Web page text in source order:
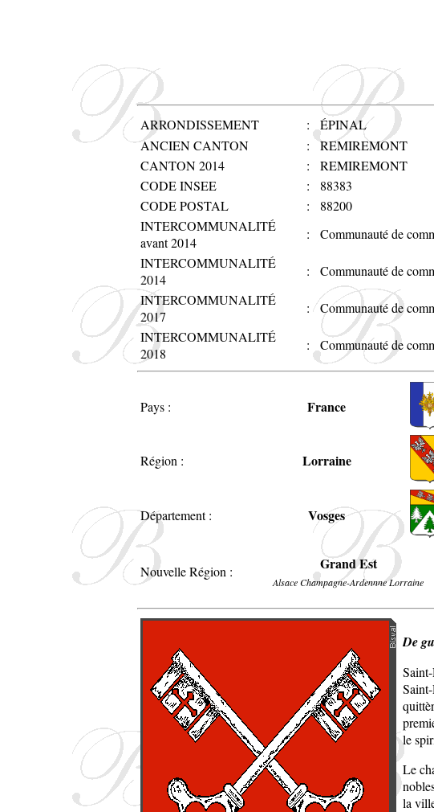
ARRONDISSEMENT : ÉPINAL
ANCIEN CANTON :
REMIREMONT
CANTON 2014
:
REMIREMONT
CODE INSEE
:
88383
CODE POSTAL
:
88200
INTERCOMMUNALITÉ
avant 2014
:
Communauté de
INTERCOMMUNALITÉ
2014
:
Communauté de
INTERCOMMUNALITÉ
2017
:
Communauté de
INTERCOMMUNALITÉ
2018
: Communauté de
Pays : France
Région : Lorraine
Département : Vosges
Nouvelle Région : Grand Est
Alsace Champagne-Ardennne Lorraine
De
le
Le
la